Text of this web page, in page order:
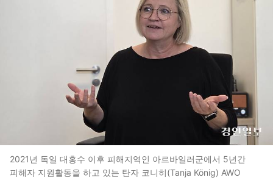
2021년 독일 대홍수 이후 피해지역인 아르바일러군에서 5년간
피해자 지원활동을 하고 있는 탄자 코니히(Tanja König) AWO